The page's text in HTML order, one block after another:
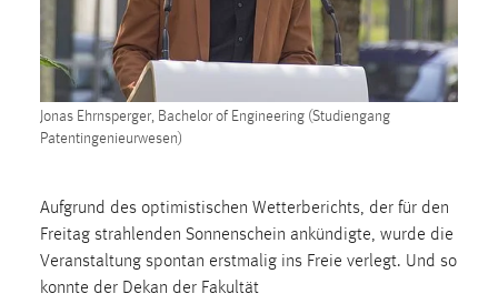
Jonas Ehrnsperger, Bachelor of Engineering (Studiengang
Patentingenieurwesen)
Aufgrund des optimistischen Wetterberichts, der für den
Freitag strahlenden Sonnenschein ankündigte, wurde die
Veranstaltung spontan erstmalig ins Freie verlegt. Und so
konnte der Dekan der Fakultät
30 Tage
Chat
Name:
MibewSessionID, MIBEW_UserID, mibew_locale, mibew-
Zweck:
Wird benötigt um die Chatfunktion nutzen zu können.
Cookie Laufzeit:
MibewSessionID, mibew-chat-frame-style-